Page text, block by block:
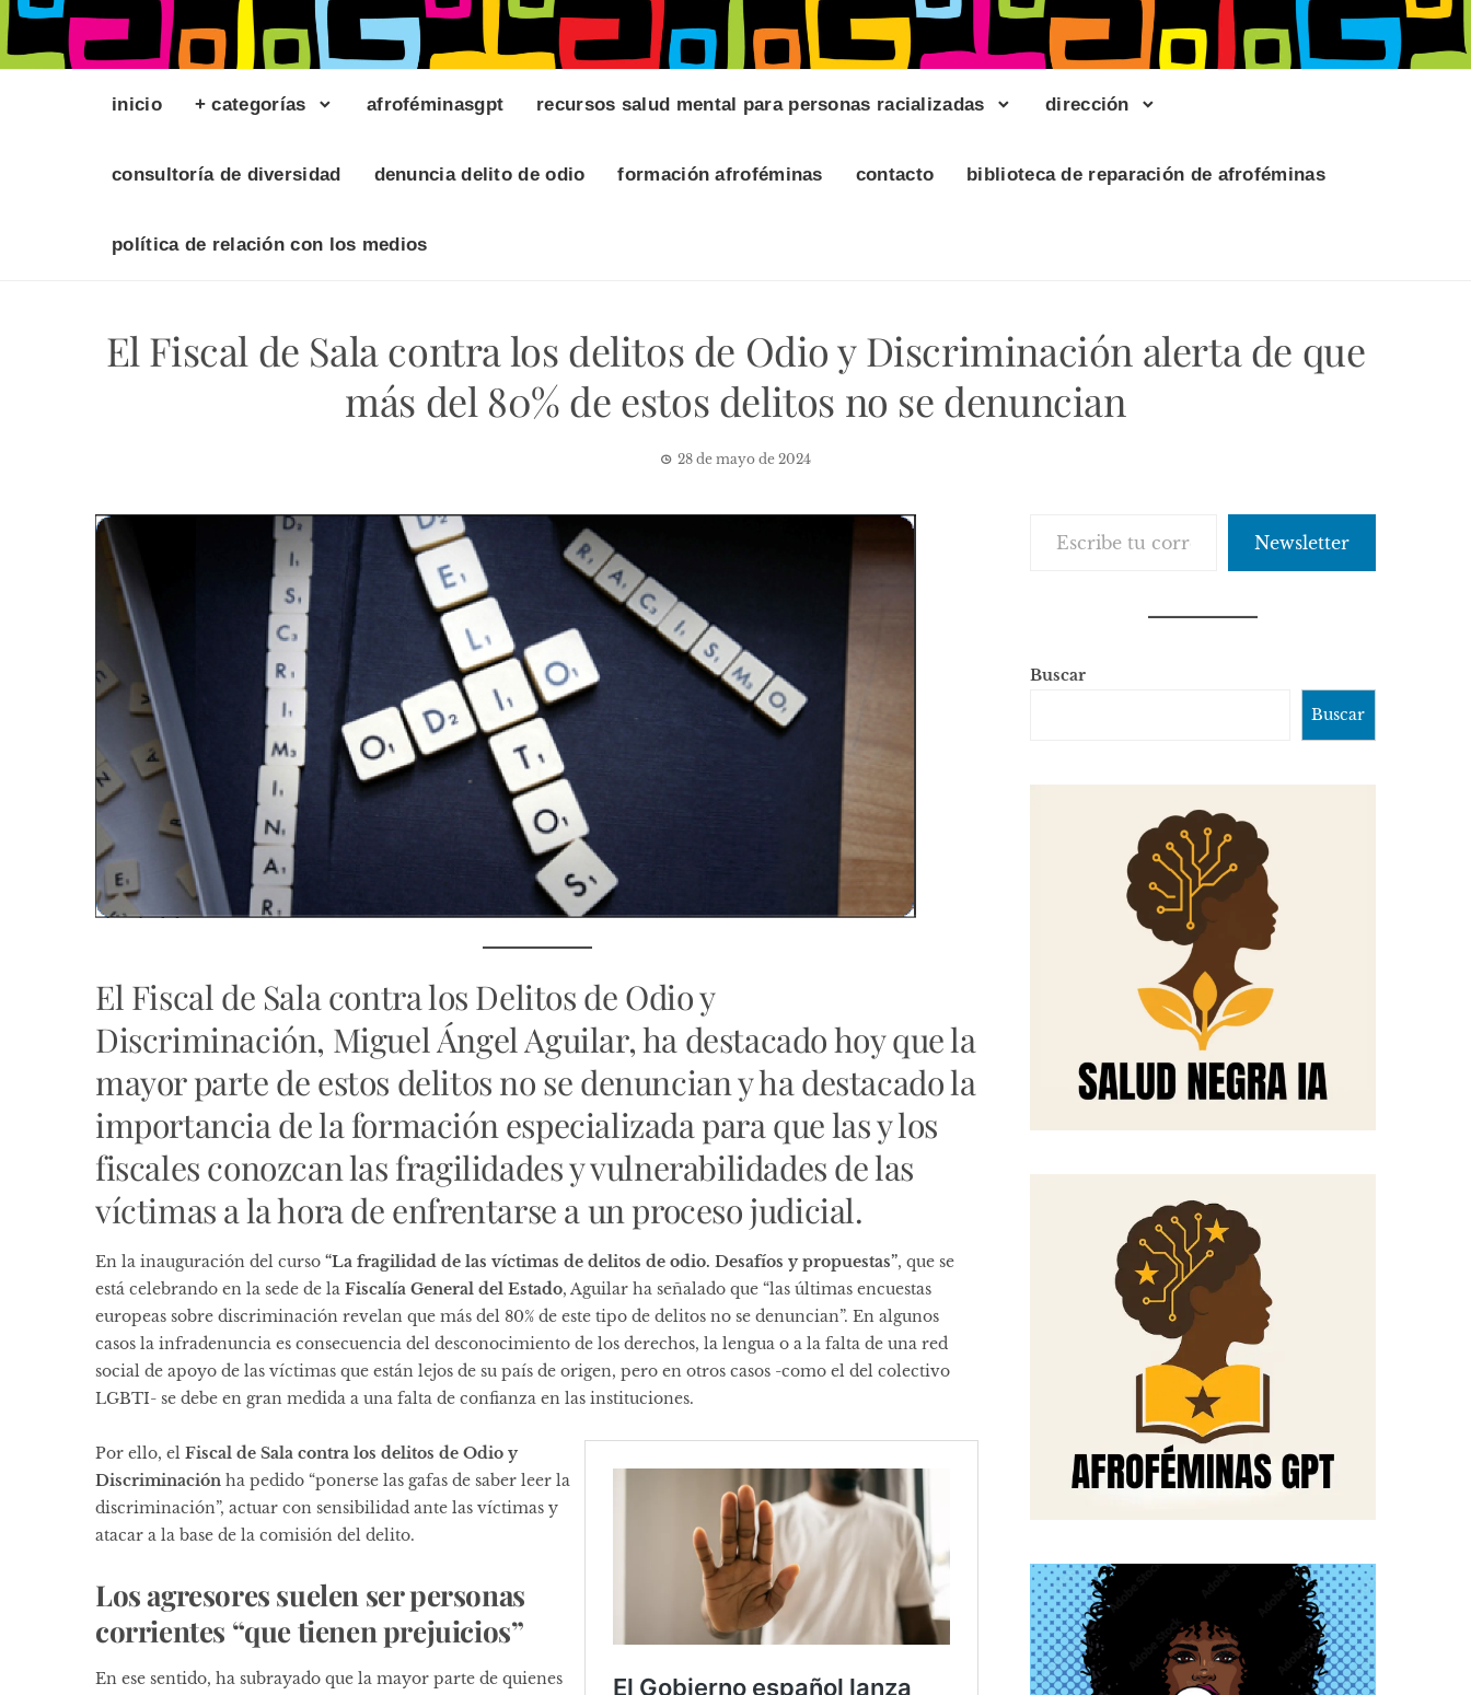
inicio + categorías afroféminasgpt recursos salud mental para personas racializadas dirección
consultoría de diversidad denuncia delito de odio formación afroféminas contacto biblioteca de reparación de afroféminas
política de relación con los medios
El Fiscal de Sala contra los delitos de Odio y Discriminación alerta de que
más del 80% de estos delitos no se denuncian
28 de mayo de 2024
El Fiscal de Sala contra los Delitos de Odio y
Discriminación, Miguel Ángel Aguilar, ha destacado hoy que la
mayor parte de estos delitos no se denuncian y ha destacado la
importancia de la formación especializada para que las y los
fiscales conozcan las fragilidades y vulnerabilidades de las
víctimas a la hora de enfrentarse a un proceso judicial.
En la inauguración del curso “La fragilidad de las víctimas de delitos de odio. Desafíos y propuestas”, que se
está celebrando en la sede de la Fiscalía General del Estado, Aguilar ha señalado que “las últimas encuestas
europeas sobre discriminación revelan que más del 80% de este tipo de delitos no se denuncian”. En algunos
casos la infradenuncia es consecuencia del desconocimiento de los derechos, la lengua o a la falta de una red
social de apoyo de las víctimas que están lejos de su país de origen, pero en otros casos -como el del colectivo
LGBTI- se debe en gran medida a una falta de confianza en las instituciones.
Por ello, el Fiscal de Sala contra los delitos de Odio y
Discriminación ha pedido “ponerse las gafas de saber leer la
discriminación”, actuar con sensibilidad ante las víctimas y
atacar a la base de la comisión del delito.
Los agresores suelen ser personas
corrientes “que tienen prejuicios”
En ese sentido, ha subrayado que la mayor parte de quienes
Newsletter
Buscar
Buscar